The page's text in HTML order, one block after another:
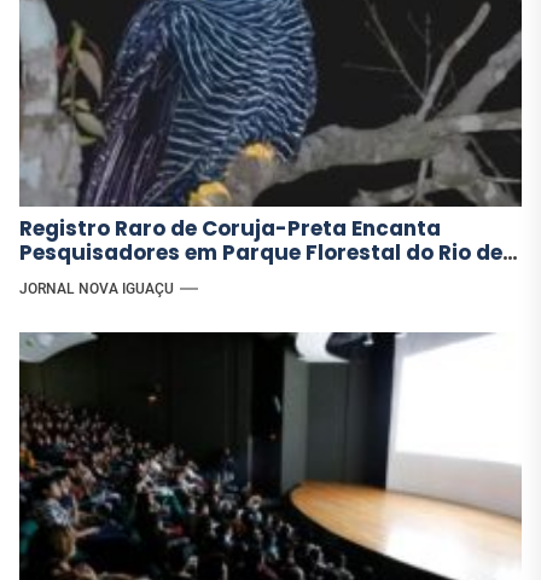
Registro Raro de Coruja-Preta Encanta
Pesquisadores em Parque Florestal do Rio de
Janeiro
JORNAL NOVA IGUAÇU